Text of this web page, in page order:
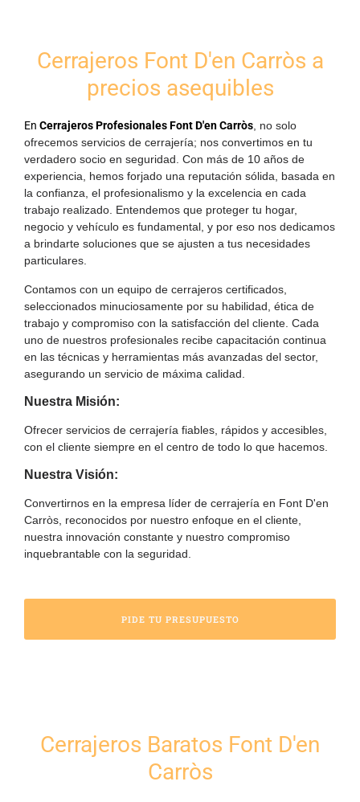
Cerrajeros Font D'en Carròs a
precios asequibles
En Cerrajeros Profesionales Font D'en Carròs , no solo
ofrecemos servicios de cerrajería; nos convertimos en tu
verdadero socio en seguridad. Con más de 10 años de
experiencia , hemos forjado una reputación sólida, basada en
la confianza, el profesionalismo y la excelencia en cada
trabajo realizado. Entendemos que proteger tu hogar,
negocio y vehículo es fundamental, y por eso nos dedicamos
a brindarte soluciones que se ajusten a tus necesidades
particulares.
Contamos con un equipo de cerrajeros certificados
seleccionados minuciosamente por su habilidad, ética de
trabajo y compromiso con la satisfacción del cliente. Cada
uno de nuestros profesionales recibe capacitación continua
en las técnicas y herramientas más avanzadas del sector,
asegurando un servicio de máxima calidad.
Nuestra Misión:
Ofrecer servicios de cerrajería fiables, rápidos y accesibles,
con el cliente siempre en el centro de todo lo que hacemos.
Nuestra Visión:
Convertirnos en la empresa líder de cerrajería en Font D'en
Carròs, reconocidos por nuestro enfoque en el cliente,
nuestra innovación constante y nuestro compromiso
inquebrantable con la seguridad.
PIDE TU PRESUPUESTO
Cerrajeros Baratos Font D'en
Carròs